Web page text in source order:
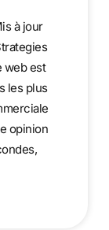
à jour
web est
les plus
opinion